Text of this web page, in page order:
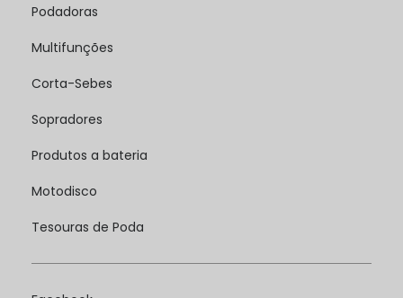
Podadoras
Multifunções
Corta-Sebes
Sopradores
Produtos a bateria
Motodisco
Tesouras de Poda